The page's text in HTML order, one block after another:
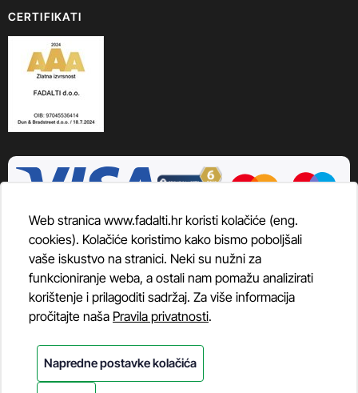
CERTIFIKATI
Web stranica www.fadalti.hr koristi kolačiće (eng.
cookies). Kolačiće koristimo kako bismo poboljšali
vaše iskustvo na stranici. Neki su nužni za
funkcioniranje weba, a ostali nam pomažu analizirati
korištenje i prilagoditi sadržaj. Za više informacija
pročitajte naša Pravila privatnosti.
Napredne postavke kolačića